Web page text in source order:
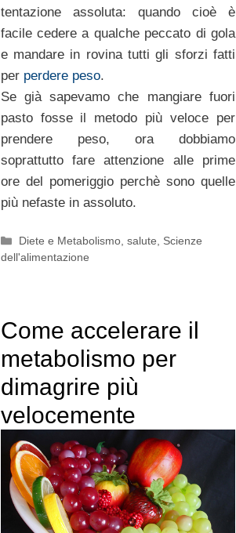
tentazione assoluta: quando cioè è
facile cedere a qualche peccato di gola
e mandare in rovina tutti gli sforzi fatti
per perdere peso.
Se già sapevamo che mangiare fuori
pasto fosse il metodo più veloce per
prendere peso, ora dobbiamo
soprattutto fare attenzione alle prime
ore del pomeriggio perchè sono quelle
più nefaste in assoluto.
Categorie
Diete e Metabolismo, salute, Scienze
dell'alimentazione
Come accelerare il
metabolismo per
dimagrire più
velocemente